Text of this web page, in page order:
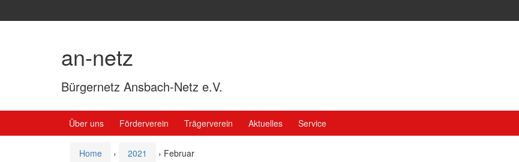
an-netz
Bürgernetz Ansbach-Netz e.V.
Über uns Förderverein Trägerverein Aktuelles Service
Home › 2021 › Februar